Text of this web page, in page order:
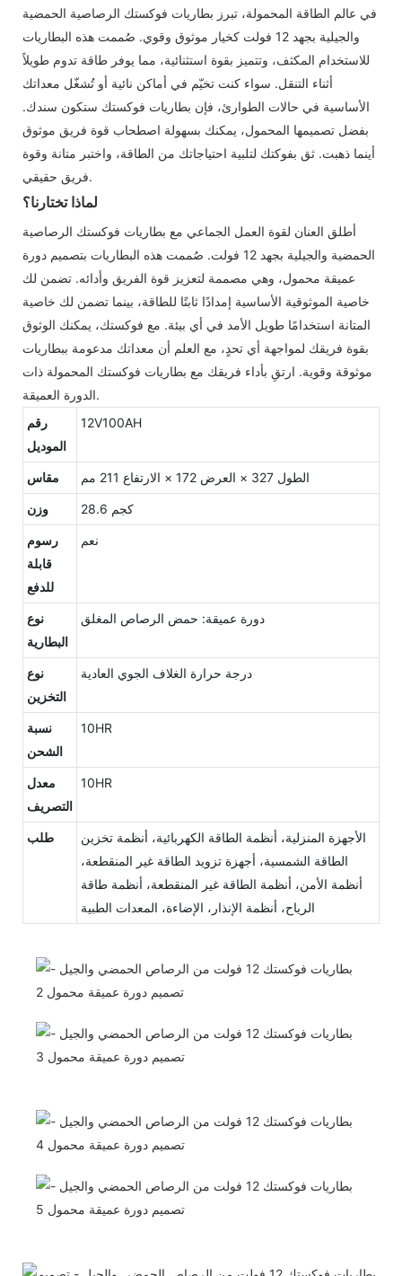
في عالم الطاقة المحمولة، تبرز بطاريات فوكستك الرصاصية الحمضية
والجيلية بجهد 12 فولت كخيار موثوق وقوي. صُممت هذه البطاريات
للاستخدام المكثف، وتتميز بقوة استثنائية، مما يوفر طاقة تدوم طويلاً
أثناء التنقل. سواء كنت تخيّم في أماكن نائية أو تُشغّل معداتك
الأساسية في حالات الطوارئ، فإن بطاريات فوكستك ستكون سندك.
بفضل تصميمها المحمول، يمكنك بسهولة اصطحاب قوة فريق موثوق
أينما ذهبت. ثق بفوكتك لتلبية احتياجاتك من الطاقة، واختبر متانة وقوة
فريق حقيقي.
لماذا تختارنا؟
أطلق العنان لقوة العمل الجماعي مع بطاريات فوكستك الرصاصية
الحمضية والجيلية بجهد 12 فولت. صُممت هذه البطاريات بتصميم دورة
عميقة محمول، وهي مصممة لتعزيز قوة الفريق وأدائه. تضمن لك
خاصية الموثوقية الأساسية إمدادًا ثابتًا للطاقة، بينما تضمن لك خاصية
المتانة استخدامًا طويل الأمد في أي بيئة. مع فوكستك، يمكنك الوثوق
بقوة فريقك لمواجهة أي تحدٍ، مع العلم أن معداتك مدعومة ببطاريات
موثوقة وقوية. ارتقِ بأداء فريقك مع بطاريات فوكستك المحمولة ذات
الدورة العميقة.
رقم
الموديل
12V100AH
مقاس الطول 327 × العرض 172 × الارتفاع 211 مم
وزن 28.6 كجم
رسوم
قابلة
للدفع
نعم
نوع
البطارية
دورة عميقة: حمض الرصاص المغلق
نوع
التخزين
درجة حرارة الغلاف الجوي العادية
نسبة
الشحن
10HR
معدل
التصريف
10HR
طلب
الأجهزة المنزلية، أنظمة الطاقة الكهربائية، أنظمة تخزين
الطاقة الشمسية، أجهزة تزويد الطاقة غير المنقطعة،
أنظمة الأمن، أنظمة الطاقة غير المنقطعة، أنظمة طاقة
الرياح، أنظمة الإنذار، الإضاءة، المعدات الطبية